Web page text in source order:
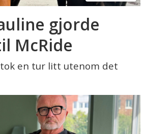
gjorde
McRide
en tur litt utenom det